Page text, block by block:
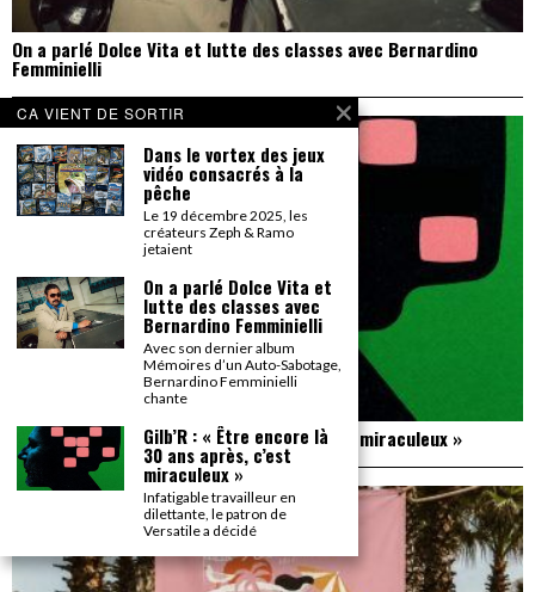
On a parlé Dolce Vita et lutte des classes avec Bernardino
Femminielli
Gilb’R : « Être encore là 30 ans après, c’est miraculeux »
CA VIENT DE SORTIR
Dans le vortex des jeux
vidéo consacrés à la
pêche
Le 19 décembre 2025, les
créateurs Zeph & Ramo
jetaient
On a parlé Dolce Vita et
lutte des classes avec
Bernardino Femminielli
Avec son dernier album
Mémoires d’un Auto-Sabotage,
Bernardino Femminielli
chante
Gilb’R : « Être encore là
30 ans après, c’est
miraculeux »
Infatigable travailleur en
dilettante, le patron de
Versatile a décidé